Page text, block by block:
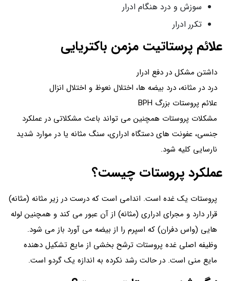
سوزش و درد هنگام ادرار
تکرر ادرار
علائم پرستاتیت مزمن باکتریایی
داشتن مشکل در دفع ادرار
درد در مثانه، درد بیضه ها، اختلال نعوظ و اختلال انزال
علائم پروستات بزرگ BPH
مشکلات پروستات همچنین می تواند باعث مشکلاتی در عملکرد
جنسی، عفونت های دستگاه ادراری، سنگ مثانه یا در موارد شدید
نارسایی کلیه شود.
عملکرد پروستات چیست؟
پروستات یک غده است. اندامی است که درست در زیر مثانه (مثانه)
قرار دارد و مجرای ادراری (مثانه) از آن عبور می کند و همچنین لوله
هایی (واس دفران) که اسپرم را از بیضه می آورد باز می شود.
وظیفه اصلی غده پروستات ترشح بخشی از مایع تشکیل دهنده
مایع منی است. در حالت رشد نکرده به اندازه یک گردو است.